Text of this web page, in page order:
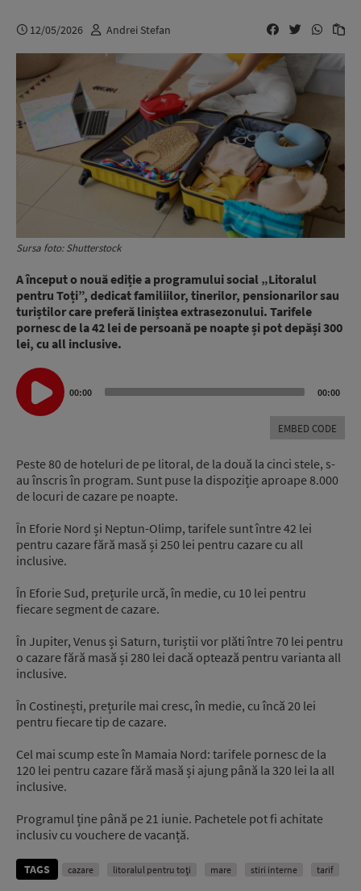
12/05/2026 Andrei Stefan
Sursa foto: Shutterstock
A început o nouă ediție a programului social „Litoralul
pentru Toți”, dedicat familiilor, tinerilor, pensionarilor sau
turiștilor care preferă liniștea extrasezonului. Tarifele
pornesc de la 42 lei de persoană pe noapte și pot depăși 300
lei, cu all inclusive.
Audio
Player
00:00 00:00
EMBED CODE
Peste 80 de hoteluri de pe litoral, de la două la cinci stele, s-
au înscris în program. Sunt puse la dispoziție aproape 8.000
de locuri de cazare pe noapte.
În Eforie Nord și Neptun-Olimp, tarifele sunt între 42 lei
pentru cazare fără masă și 250 lei pentru cazare cu all
inclusive.
În Eforie Sud, prețurile urcă, în medie, cu 10 lei pentru
fiecare segment de cazare.
În Jupiter, Venus și Saturn, turiștii vor plăti între 70 lei pentru
o cazare fără masă și 280 lei dacă optează pentru varianta all
inclusive.
În Costinești, prețurile mai cresc, în medie, cu încă 20 lei
pentru fiecare tip de cazare.
Cel mai scump este în Mamaia Nord: tarifele pornesc de la
120 lei pentru cazare fără masă și ajung până la 320 lei la all
inclusive.
Programul ține până pe 21 iunie. Pachetele pot fi achitate
inclusiv cu vouchere de vacanță.
TAGS cazare litoralul pentru toţi mare stiri interne tarif